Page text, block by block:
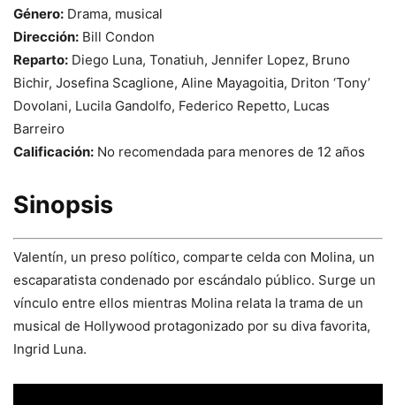
Género: Drama, musical
Dirección: Bill Condon
Reparto: Diego Luna, Tonatiuh, Jennifer Lopez, Bruno
Bichir, Josefina Scaglione, Aline Mayagoitia, Driton ‘Tony’
Dovolani, Lucila Gandolfo, Federico Repetto, Lucas
Barreiro
Calificación: No recomendada para menores de 12 años
Sinopsis
Valentín, un preso político, comparte celda con Molina, un
escaparatista condenado por escándalo público. Surge un
vínculo entre ellos mientras Molina relata la trama de un
musical de Hollywood protagonizado por su diva favorita,
Ingrid Luna.